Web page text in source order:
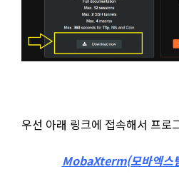
우선 아래 링크에 접속해서 프로
MobaXterm(모바엑스